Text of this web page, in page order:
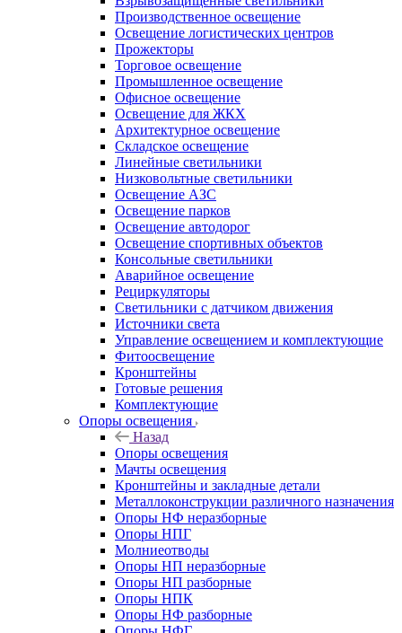
Производственное освещение
Освещение логистических центров
Прожекторы
Торговое освещение
Промышленное освещение
Офисное освещение
Освещение для ЖКХ
Архитектурное освещение
Складское освещение
Линейные светильники
Низковольтные светильники
Освещение АЗС
Освещение парков
Освещение автодорог
Освещение спортивных объектов
Консольные светильники
Аварийное освещение
Рециркуляторы
Светильники с датчиком движения
Источники света
Управление освещением и комплектующие
Фитоосвещение
Кронштейны
Готовые решения
Комплектующие
Опоры освещения
Назад
Опоры освещения
Мачты освещения
Кронштейны и закладные детали
Металлоконструкции различного назначения
Опоры НФ неразборные
Опоры НПГ
Молниеотводы
Опоры НП неразборные
Опоры НП разборные
Опоры НПК
Опоры НФ разборные